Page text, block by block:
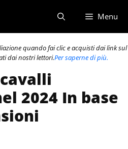
Menu
quando fai clic e acquisti dai link sul
dai nostri lettori.Per saperne di più.
2024 In base